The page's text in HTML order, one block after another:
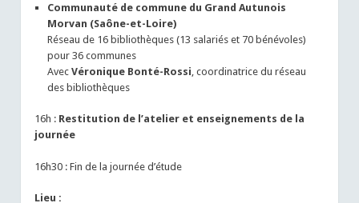
Communauté de commune du Grand Autunois
Morvan (Saône-et-Loire)
Réseau de 16 bibliothèques (13 salariés et 70 bénévoles)
pour 36 communes
Avec Véronique Bonté-Rossi , coordinatrice du réseau
des bibliothèques
16h : Restitution de l’atelier et enseignements de la
journée
16h30 : Fin de la journée d’étude
Lieu :